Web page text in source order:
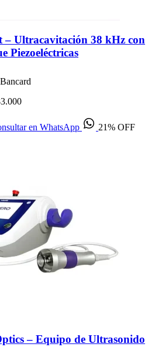
– Ultracavitación 38 kHz con
Piezoeléctricas
en WhatsApp 21% OFF
– Equipo de Ultrasonido